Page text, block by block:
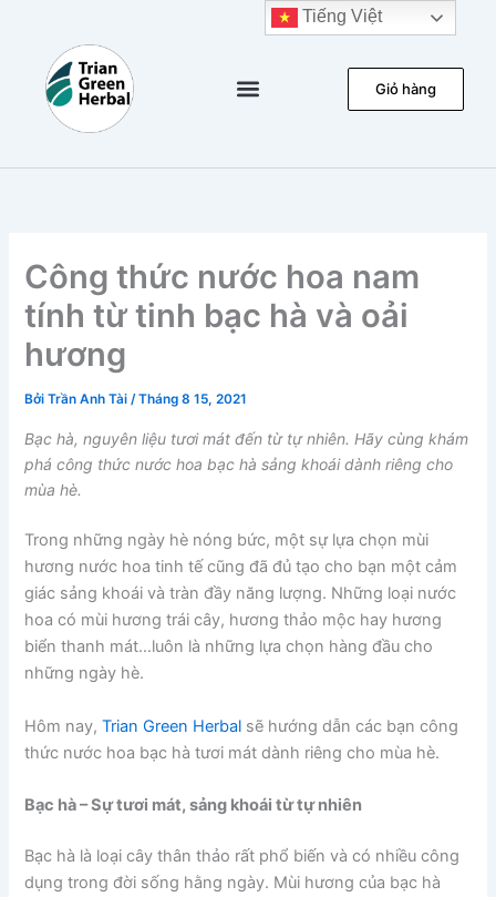
Giỏ hàng
Công thức nước hoa nam
tính từ tinh bạc hà và oải
hương
BởiTrần Anh Tài/Tháng 8 15, 2021
Bạc hà, nguyên liệu tươi mát đến từ tự nhiên. Hãy cùng khám
phá công thức nước hoa bạc hà sảng khoái dành riêng cho
mùa hè.
Trong những ngày hè nóng bức, một sự lựa chọn mùi
hương nước hoa tinh tế cũng đã đủ tạo cho bạn một cảm
giác sảng khoái và tràn đầy năng lượng. Những loại nước
hoa có mùi hương trái cây, hương thảo mộc hay hương
biển thanh mát…luôn là những lựa chọn hàng đầu cho
những ngày hè.
Hôm nay,Trian Green Herbal sẽ hướng dẫn các bạn công
thức nước hoa bạc hà tươi mát dành riêng cho mùa hè.
Bạc hà – Sự tươi mát, sảng khoái từ tự nhiên
Bạc hà là loại cây thân thảo rất phổ biến và có nhiều công
dụng trong đời sống hằng ngày. Mùi hương của bạc hà
Tiếng Việt